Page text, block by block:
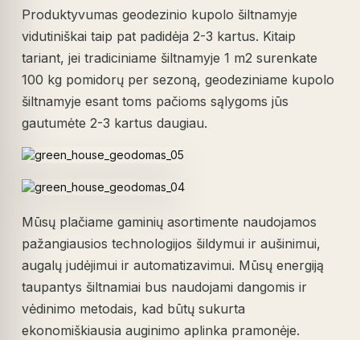
Produktyvumas geodezinio kupolo šiltnamyje
vidutiniškai taip pat padidėja 2-3 kartus. Kitaip
tariant, jei tradiciniame šiltnamyje 1 m2 surenkate
100 kg pomidorų per sezoną, geodeziniame kupolo
šiltnamyje esant toms pačioms sąlygoms jūs
gautumėte 2-3 kartus daugiau.
Mūsų plačiame gaminių asortimente naudojamos
pažangiausios technologijos šildymui ir aušinimui,
augalų judėjimui ir automatizavimui. Mūsų energiją
taupantys šiltnamiai bus naudojami dangomis ir
vėdinimo metodais, kad būtų sukurta
ekonomiškiausia auginimo aplinka pramonėje.